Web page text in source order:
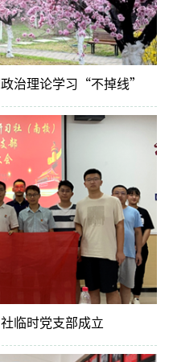
政治理论学习“不掉线”
临时党支部成立